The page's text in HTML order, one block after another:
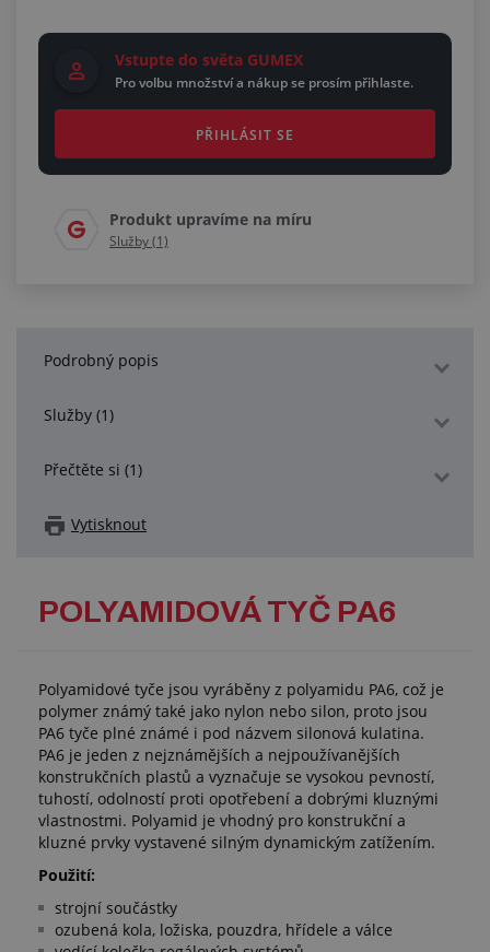
Vstupte do světa GUMEX
Pro volbu množství a nákup se prosím přihlaste.
PŘIHLÁSIT SE
Produkt upravíme na míru
Služby (1)
Podrobný popis
Služby (1)
Přečtěte si (1)
Vytisknout
POLYAMIDOVÁ TYČ PA6
Polyamidové tyče jsou vyráběny z polyamidu PA6, což je
polymer známý také jako nylon nebo silon, proto jsou
PA6 tyče plné známé i pod názvem silonová kulatina.
PA6 je jeden z nejznámějších a nejpoužívanějších
konstrukčních plastů a vyznačuje se vysokou pevností,
tuhostí, odolností proti opotřebení a dobrými kluznými
vlastnostmi. Polyamid je vhodný pro konstrukční a
kluzné prvky vystavené silným dynamickým zatížením.
Použití:
strojní součástky
ozubená kola, ložiska, pouzdra, hřídele a válce